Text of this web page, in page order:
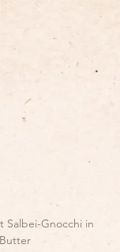
Salbei-Gnocchi in